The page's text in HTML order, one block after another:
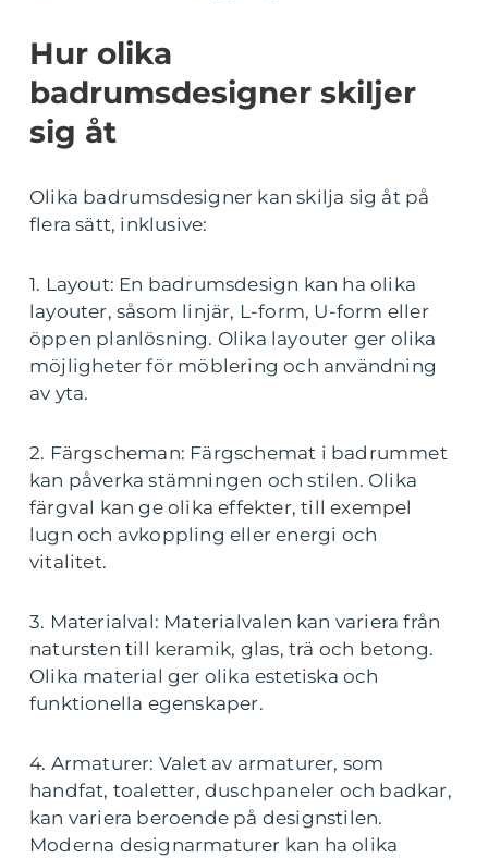
Hur olika
badrumsdesigner skiljer
sig åt
Olika badrumsdesigner kan skilja sig åt på
flera sätt, inklusive:
1. Layout: En badrumsdesign kan ha olika
layouter, såsom linjär, L-form, U-form eller
öppen planlösning. Olika layouter ger olika
möjligheter för möblering och användning
av yta.
2. Färgscheman: Färgschemat i badrummet
kan påverka stämningen och stilen. Olika
färgval kan ge olika effekter, till exempel
lugn och avkoppling eller energi och
vitalitet.
3. Materialval: Materialvalen kan variera från
natursten till keramik, glas, trä och betong.
Olika material ger olika estetiska och
funktionella egenskaper.
4. Armaturer: Valet av armaturer, som
handfat, toaletter, duschpaneler och badkar,
kan variera beroende på designstilen.
Moderna designarmaturer kan ha olika